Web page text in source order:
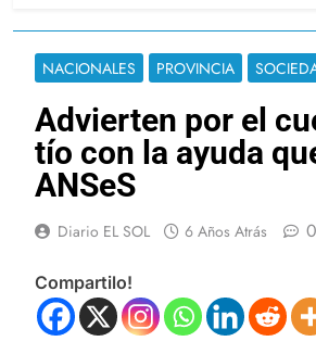
NACIONALES PROVINCIA
Advierten por el
tío con la ayuda
ANSeS
Diario EL SOL 6 Años Atrás 0
Compartilo!